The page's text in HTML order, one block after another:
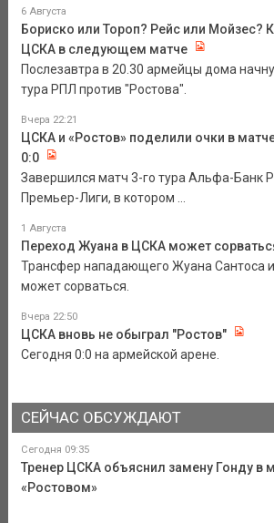
6 Августа
Бориско или Тороп? Рейс или Мойзес?
ЦСКА в следующем матче
Послезавтра в 20.30 армейцы дома
тура РПЛ против "Ростова".
Вчера 22:21
ЦСКА и «Ростов» поделили очки в
0:0
Завершился матч 3-го тура Альфа-Банк
Премьер-Лиги, в котором ...
1 Августа
Переход Жуана в ЦСКА может
Трансфер нападающего Жуана Сантоса
может сорваться.
Вчера 22:50
ЦСКА вновь не обыграл "Ростов"
Сегодня 0:0 на армейской арене.
СЕЙЧАС ОБСУЖДАЮТ
Сегодня 09:35
Тренер ЦСКА объяснил замену Гонду в
«Ростовом»